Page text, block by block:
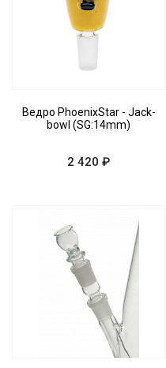
Ведро PhoenixStar - Jack-
bowl (SG:14mm)
2 420 ₽